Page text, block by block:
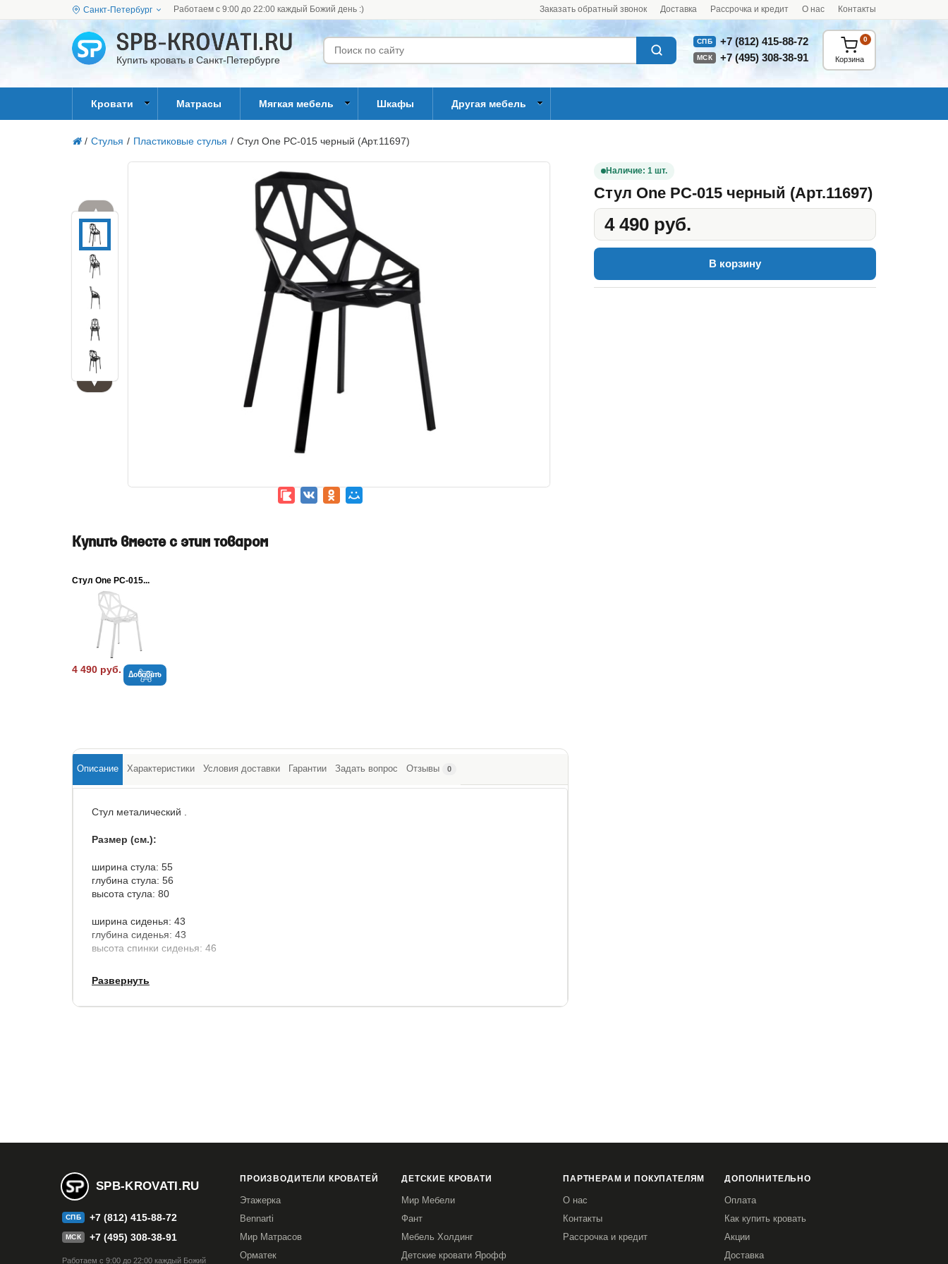
Санкт-Петербург Работаем с 9:00 до 22:00 каждый Божий день :) Заказать обратный звонок Доставка Рассрочка и кредит О нас Контакты
Купить кровать в Санкт-Петербурге
СПБ +7 (812) 415-88-72
МСК +7 (495) 308-38-91 Корзина
0
Кровати Матрасы Мягкая мебель Шкафы Другая мебель
/ Стулья / Пластиковые стулья / Стул One PC-015 черный (Арт.11697)
▲
▼
Наличие: 1 шт.
Стул One PC-015 черный (Арт.11697)
4 490 руб.
В корзину
Купить вместе с этим товаром
Стул One PC-015...
4 490 руб. Добавить
Описание Характеристики Условия доставки Гарантии Задать вопрос Отзывы 0
Стул металический .
Размер (см.):
ширина стула: 55
глубина стула: 56
высота стула: 80
ширина сиденья: 43
глубина сиденья: 43
высота спинки сиденья: 46
Материал:
Развернуть
SPB-KROVATI.RU
СПБ +7 (812) 415-88-72
МСК +7 (495) 308-38-91
Работаем с 9:00 до 22:00 каждый Божий
ПРОИЗВОДИТЕЛИ КРОВАТЕЙ
Этажерка
Bennarti
Мир Матрасов
Орматек
ДЕТСКИЕ КРОВАТИ
Мир Мебели
Фант
Мебель Холдинг
Детские кровати Ярофф
ПАРТНЕРАМ И ПОКУПАТЕЛЯМ
О нас
Контакты
Рассрочка и кредит
ДОПОЛНИТЕЛЬНО
Оплата
Как купить кровать
Акции
Доставка